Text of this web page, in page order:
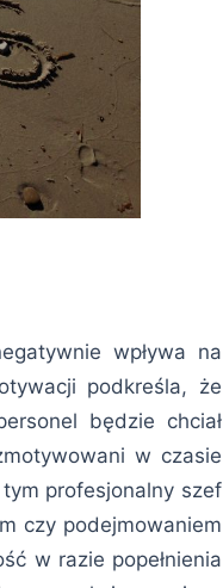
wpływa na
podkreśla, że
będzie chciał
w czasie
profesjonalny szef
czy podejmowaniem
w razie popełnienia